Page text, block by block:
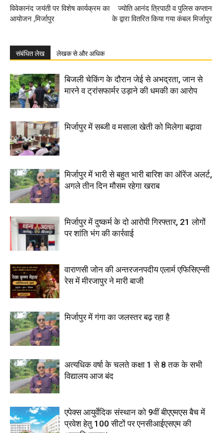
विवेकानंद जयंती पर विशेष कार्यक्रम का
आयोजन ,मिर्जापुर
ज्योति आनंद त्रिपाठी व पुलिस कप्तान
के द्वारा वितरित किया गया कंबल मिर्जापुर
संबंधित लेख लेखक से और अधिक
बिजली चेकिंग के दौरान जेई से अभद्रता, जान से
मारने व ट्रांसफार्मर उड़ाने की धमकी का आरोप
मिर्जापुर में सब्जी व मसाला खेती को मिलेगा बढ़ावा
मिर्जापुर में भारी से बहुत भारी बारिश का ऑरेंज अलर्ट,
अगले तीन दिन मौसम रहेगा खराब
मिर्जापुर में दुष्कर्म के दो आरोपी गिरफ्तार, 21 लोगों
पर शांति भंग की कार्रवाई
वाराणसी जोन की अन्तरजनपदीय एलार्म एफिसिएन्सी
रेस में मीरजापुर ने मारी बाजी
मिर्जापुर में गंगा का जलस्तर बढ़ रहा है
अत्यधिक वर्षा के चलते कक्षा 1 से 8 तक के सभी
विद्यालय आज बंद
एपेक्स आयुर्वेदिक संस्थान को 9वीं बीएएमएस बैच में
प्रवेश हेतु 100 सीटों पर एनसीआईएसएम की